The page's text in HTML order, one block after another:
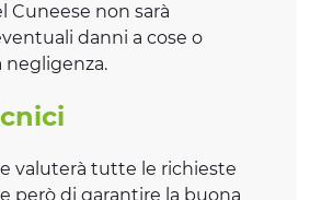
Cuneese non sarà
danni a cose o
negligenza.
valuterà tutte le richieste
però di garantire la buona